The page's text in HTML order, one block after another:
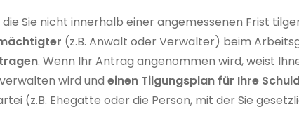
die Sie nicht innerhalb einer angemessenen Frist
(z.B. Anwalt oder Verwalter) beim
. Wenn Ihr Antrag angenommen wird, weist
wird und einen Tilgungsplan für Ihre
(z.B. Ehegatte oder die Person, mit der Sie